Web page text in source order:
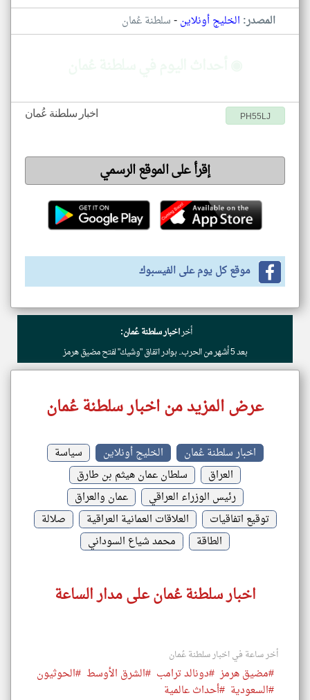
المصدر: الخليج أونلاين-سلطنة عُمان
اخبار سلطنة عُمان PH55LJ
إقرأ على الموقع الرسمي
موقع كل يوم على الفيسبوك
أخراخبار سلطنة عُمان:
بعد 5 أشهر من الحرب.. بوادر اتفاق "وشيك" لفتح مضيق هرمز
عرض المزيد من اخبار سلطنة عُمان
اخبار سلطنة عُمان الخليج أونلاين
سياسة
العراق
سلطان عمان هيثم بن طارق
رئيس الوزراء العراقي
عمان والعراق
توقيع اتفاقيات
العلاقات العمانية العراقية
صلالة
الطاقة
محمد شياع السوداني
اخبار سلطنة عُمان على مدار الساعة
أخر ساعة في اخبار سلطنة عُمان
#مضيق هرمز #دونالد ترامب #الشرق الأوسط #الحوثيون
#السعودية #أحداث عالمية